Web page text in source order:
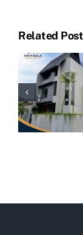
Related